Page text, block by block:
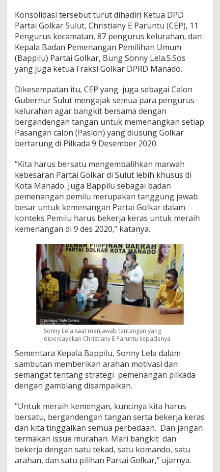
Konsolidasi tersebut turut dihadiri Ketua DPD
Partai Golkar Sulut, Christiany E Paruntu (CEP), 11
Pengurus kecamatan, 87 pengurus kelurahan, dan
Kepala Badan Pemenangan Pemilihan Umum
(Bappilu) Partai Golkar, Bung Sonny Lela.S.Sos
yang juga ketua Fraksi Golkar DPRD Manado.
Dikesempatan itu, CEP yang juga sebagai Calon
Gubernur Sulut mengajak semua para pengurus
kelurahan agar bangkit bersama dengan
bergandengan tangan untuk memenangkan setiap
Pasangan calon (Paslon) yang diusung Golkar
bertarung di Pilkada 9 Desember 2020.
“Kita harus bersatu mengembalihkan marwah
kebesaran Partai Golkar di Sulut lebih khusus di
Kota Manado. Juga Bappilu sebagai badan
pemenangan pemilu merupakan tanggung jawab
besar untuk kemenangan Partai Golkar dalam
konteks Pemilu harus bekerja keras untuk meraih
kemenangan di 9 des 2020,” katanya.
Sonny Lela saat menjawab tantangan yang
dipercayakan Christiany E Paruntu kepadanya
Sementara Kepala Bappilu, Sonny Lela dalam
sambutan memberikan arahan motivasi dan
semangat tentang strategi pemenangan pilkada
dengan gamblang disampaikan.
“Untuk meraih kemengan, kuncinya kita harus
bersatu, bergandengan tangan serta bekerja keras
dan kita tinggalkan semua perbedaan. Dan jangan
termakan issue murahan. Mari bangkit dan
bekerja dengan satu tekad, satu komando, satu
arahan, dan satu pilihan Partai Golkar,” ujarnya.